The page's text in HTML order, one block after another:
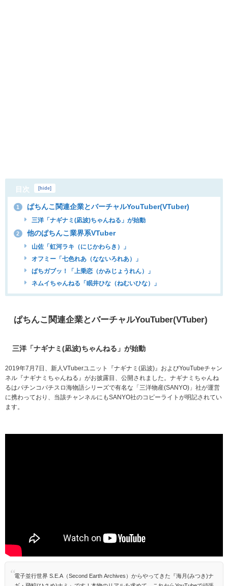
目次 hide
1 ぱちんこ関連企業とバーチャルYouTuber(VTuber)
三洋「ナギナミ(凪波)ちゃんねる」が始動
2 他のぱちんこ業界系VTuber
山佐「虹河ラキ（にじかわらき）」
オフミー「七色れあ（なないろれあ）」
ぱちガブッ！「上乗恋（かみじょうれん）」
ネムイちゃんねる「眠井ひな（ねむいひな）」
ぱちんこ関連企業とバーチャルYouTuber(VTuber)
三洋「ナギナミ(凪波)ちゃんねる」が始動
2019年7月7日、新人VTuberユニット『ナギナミ(凪波)』およびYouTubeチャン
ネル『ナギナミちゃんねる』がお披露目、公開されました。ナギナミちゃんね
るはパチンコパチスロ海物語シリーズで有名な「三洋物産(SANYO)」社が運営
に携わっており、当該チャンネルにもSANYO社のコピーライトが明記されてい
ます。
電子並行世界 S.E.A（Second Earth Archives）からやってきた『海月(みつき)ナ